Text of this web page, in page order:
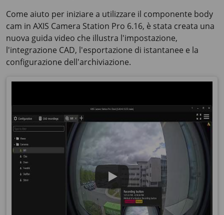
Come aiuto per iniziare a utilizzare il componente body
cam in AXIS Camera Station Pro 6.16, è stata creata una
nuova guida video che illustra l'impostazione,
l'integrazione CAD, l'esportazione di istantanee e la
configurazione dell'archiviazione.